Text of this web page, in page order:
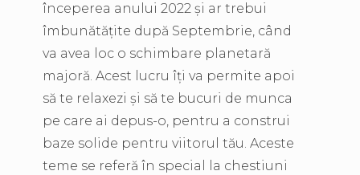
începerea anului 2022 și ar trebui
îmbunătățite după Septembrie, când
va avea loc o schimbare planetară
majoră. Acest lucru îți va permite apoi
să te relaxezi și să te bucuri de munca
pe care ai depus-o, pentru a construi
baze solide pentru viitorul tău. Aceste
teme se referă în special la chestiuni